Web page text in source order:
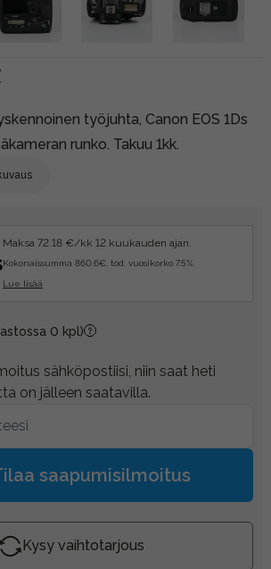
työjuhta, Canon EOS 1Ds
runko. Takuu 1kk.
Maksa 72.18 €/kk 12 kuukauden ajan.
Kokonaissumma 860.6€, tod. vuosikorko 7.5%.
Lue lisää
0 kpl)
sähköpostiisi, niin saat heti
on jälleen saatavilla.
saapumisilmoitus
Kysy vaihtotarjous